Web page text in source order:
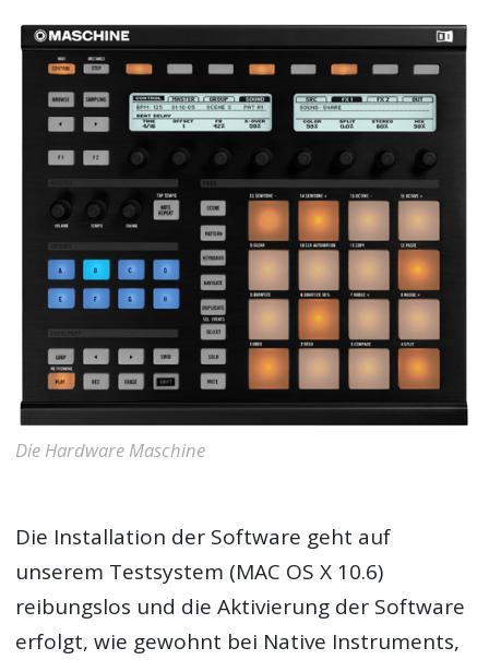
Die Hardware Maschine
Die Installation der Software geht auf
unserem Testsystem (MAC OS X 10.6)
reibungslos und die Aktivierung der Software
erfolgt, wie gewohnt bei Native Instruments,